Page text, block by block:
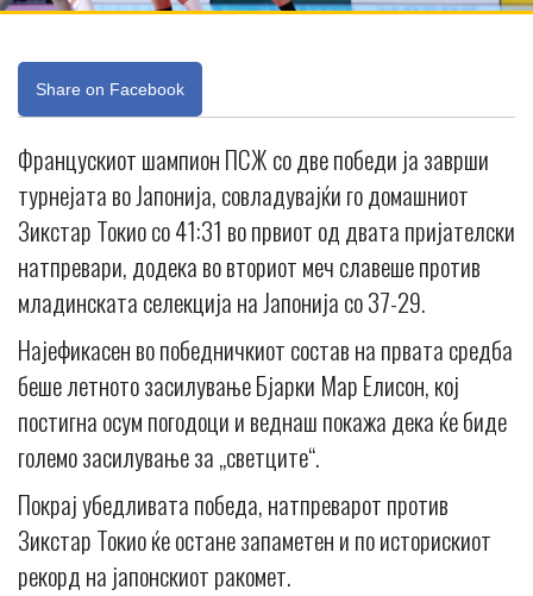
Share on Facebook
Францускиот шампион ПСЖ со две победи ја заврши
турнејата во Јапонија, совладувајќи го домашниот
Зикстар Токио со 41:31 во првиот од двата пријателски
натпревари, додека во вториот меч славеше против
младинската селекција на Јапонија со 37-29.
Најефикасен во победничкиот состав на првата средба
беше летното засилување Бјарки Мар Елисон, кој
постигна осум погодоци и веднаш покажа дека ќе биде
големо засилување за „светците“.
Покрај убедливата победа, натпреварот против
Зикстар Токио ќе остане запаметен и по историскиот
рекорд на јапонскиот ракомет.